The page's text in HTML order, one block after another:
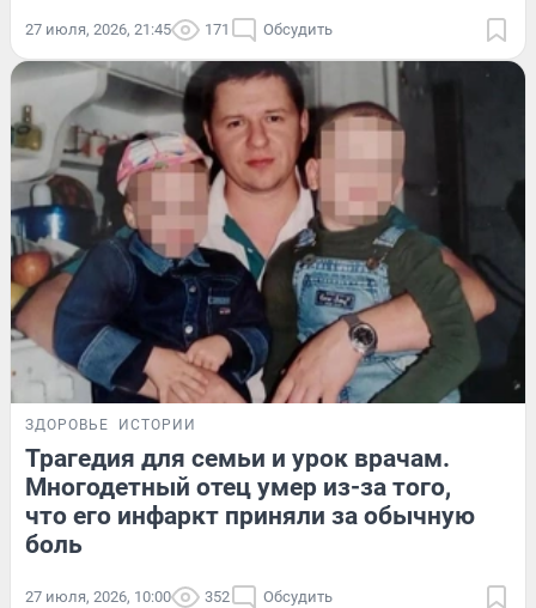
27 июля, 2026, 21:45 171 Обсудить
ЗДОРОВЬЕ ИСТОРИИ
Трагедия для семьи и урок врачам.
Многодетный отец умер из-за того,
что его инфаркт приняли за обычную
боль
27 июля, 2026, 10:00 352 Обсудить